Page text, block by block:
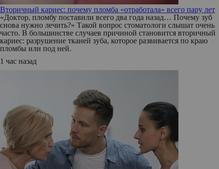
Вторичный кариес: почему пломба «отработала» всего пару лет
«Доктор, пломбу поставили всего два года назад… Почему зуб
снова нужно лечить?» Такой вопрос стоматологи слышат очень
часто. В большинстве случаев причиной становится вторичный
кариес: разрушение тканей зуба, которое развивается по краю
пломбы или под ней.
1 час назад